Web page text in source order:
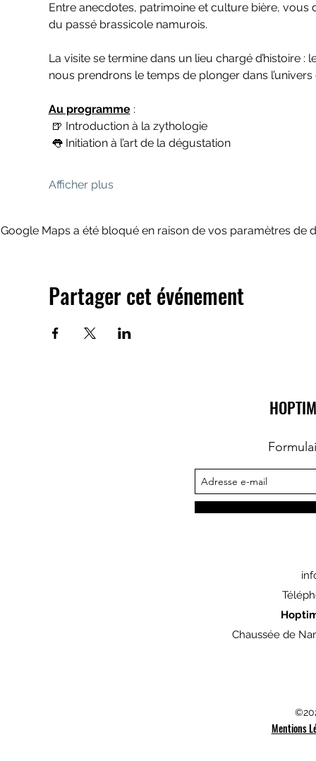
Entre anecdotes, patrimoine et culture bière,
du passé brassicole namurois.
La visite se termine dans un lieu chargé d’histoire :
nous prendrons le temps de plonger dans
Au programme :
🍺 Introduction à la zythologie
👅 Initiation à l’art de la dégustation
Afficher plus
Google Maps a été bloqué en raison de vos paramètres de
Partager cet événement
Chaussée de
Mentions